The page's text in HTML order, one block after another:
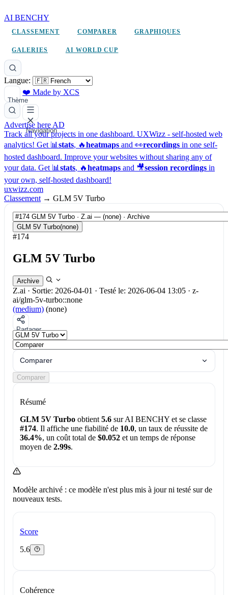
AI BENCHY
CLASSEMENT COMPARER GRAPHIQUES
GALERIES AI WORLD CUP
Langue:
Thème
❤️ Made by XCS
Navigation
Advertise here AD
Track all your projects in one dashboard. UXWizz - self-hosted web
analytics! Get 📊 stats, 🔥heatmaps and 👀recordings in one self-
hosted dashboard. Improve your websites without sharing any of
your data. Get 📊 stats, 🔥heatmaps and 🎥session recordings in
your own, self-hosted dashboard!
uxwizz.com
Classement → GLM 5V Turbo
GLM 5V Turbo(none)
#174
GLM 5V Turbo
Archive
Z.ai · Sortie: 2026-04-01 · Testé le: 2026-06-04 13:05 · z-
ai/glm-5v-turbo::none
(medium) (none)
Partager
Comparer
Comparer
Résumé
GLM 5V Turboobtient 5.6sur AI BENCHY et se classe
#174. Il affiche une fiabilité de 10.0, un taux de réussite de
36.4%, un coût total de $0.052et un temps de réponse
moyen de 2.99s.
Modèle archivé : ce modèle n'est plus mis à jour ni testé sur de
nouveaux tests.
Score
5.6
Cohérence